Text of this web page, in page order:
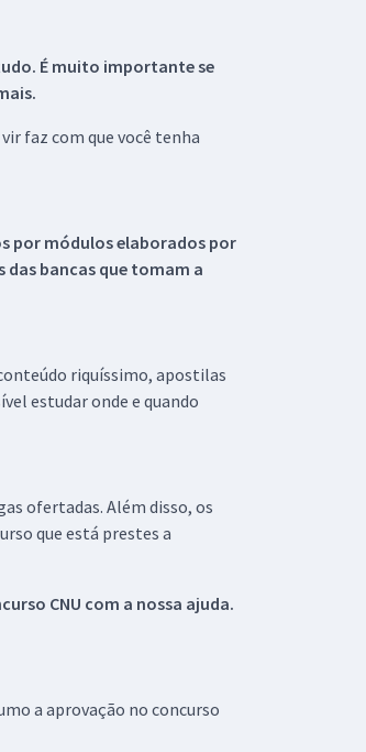
É muito importante se
faz com que você tenha
por módulos elaborados por
bancas que tomam a
riquíssimo, apostilas
estudar onde e quando
ofertadas. Além disso, os
que está prestes a
CNU com a nossa ajuda.
a aprovação no concurso